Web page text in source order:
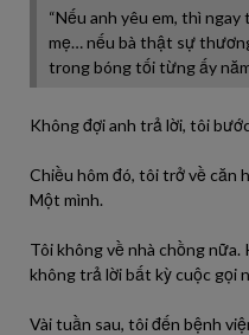
“Nếu anh yêu em, thì
mẹ… nếu bà thật sự
trong bóng tối từng ấy
Không đợi anh trả lời, tôi
Chiều hôm đó, tôi trở về căn
Một mình.
Tôi không về nhà chồng nữa.
không trả lời bất kỳ cuộc gọi
Vài tuần sau, tôi đến bệnh